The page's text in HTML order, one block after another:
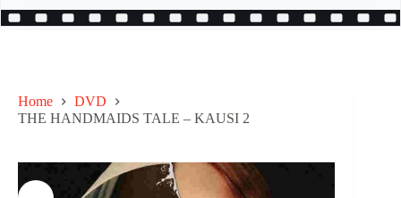
Home
DVD
THE HANDMAIDS TALE – KAUSI 2